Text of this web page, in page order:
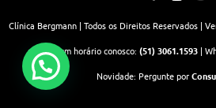
Clínica Bergmann | Todos os Direitos Reservados |
marque um horário conosco: (51) 3061.1593|
Novidade: Pergunte por